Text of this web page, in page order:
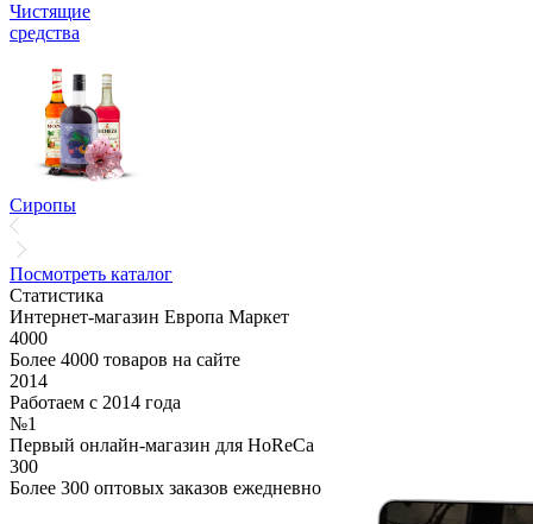
Чистящие
средства
Сиропы
Посмотреть каталог
Статистика
Интернет-магазин Европа Маркет
4000
Более 4000 товаров на сайте
2014
Работаем с 2014 года
№1
Первый онлайн-магазин для HoReCa
300
Более 300 оптовых заказов ежедневно